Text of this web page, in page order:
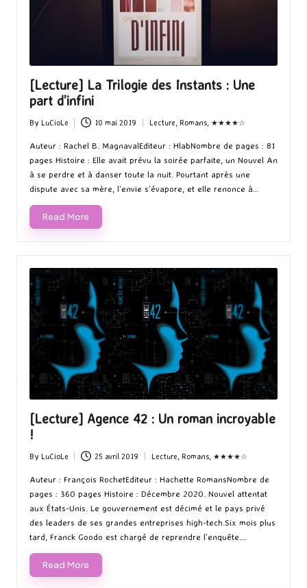
[Lecture] La Trilogie des Instants : Une
part d’infini
Posted
by
By LuCioLe 10 mai 2019
Posted
in
Lecture, Romans, ★★★★☆
Auteur : Rachel B. MagnavalEditeur : HlabNombre de pages : 81
pages Histoire : Elle avait prévu la soirée parfaite, un Nouvel An
à se perdre et à danser toute la nuit. Pourtant après une
dispute avec sa mère, l’envie s’évapore, et elle renonce à…
Read More
[Lecture] Agence 42 : Un roman incroyable
!
Posted
by
By LuCioLe 25 avril 2019
Posted
Lecture, Romans, ★★★★☆
Auteur : François RochetEditeur : Hachette RomansNombre de
pages : 360 pages Histoire : Décembre 2020. Nouvel attentat
aux États-Unis. Le gouvernement est décimé et le pays privé
des leaders de ses grandes entreprises high-tech.Six mois plus
tard, Franck Goodo est chargé de reprendre l’enquête.…
Read More